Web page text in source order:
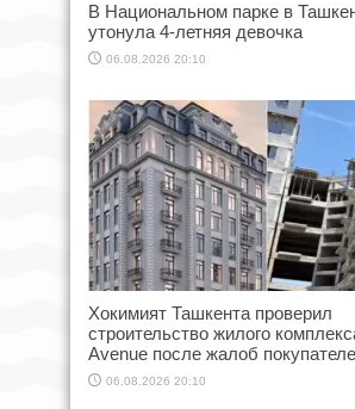
В Национальном парке в
утонула 4-летняя девочка
06.08.2026 20:10
Хокимият Ташкента проверил
строительство жилого
Avenue после жалоб
06.08.2026 20:10